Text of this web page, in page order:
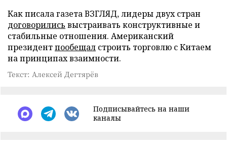
Как писала газета ВЗГЛЯД, лидеры двух стран
договорились выстраивать конструктивные и
стабильные отношения. Американский
президентпообещал строить торговлю с Китаем
на принципах взаимности.
Текст: Алексей Дегтярёв
Подписывайтесь на наши
каналы